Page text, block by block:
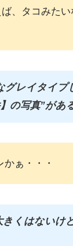
、タコみたい
グレイタイプ
の写真”があ
ぁ・・・
きくはないけ